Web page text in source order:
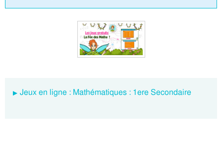
Jeux en ligne : Mathématiques : 1ere Secondaire